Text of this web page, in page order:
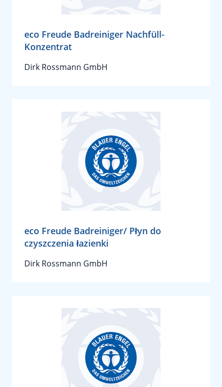
eco Freude Badreiniger Nachfüll-
Konzentrat
Dirk Rossmann GmbH
eco Freude Badreiniger/ Płyn do
czyszczenia łazienki
Dirk Rossmann GmbH